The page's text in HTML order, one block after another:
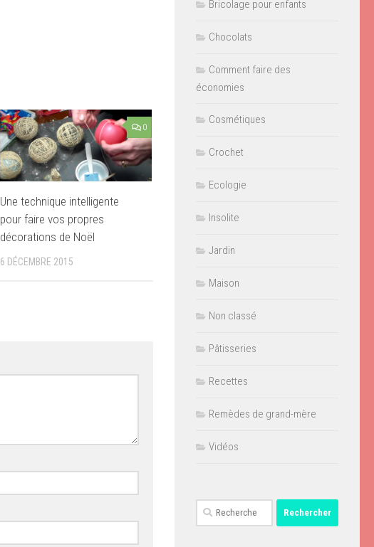
0
Une technique intelligente
pour faire vos propres
décorations de Noël
6 DÉCEMBRE 2015
Bricolage pour enfants
Chocolats
Comment faire des
économies
Cosmétiques
Crochet
Ecologie
Insolite
Jardin
Maison
Non classé
Pâtisseries
Recettes
Remèdes de grand-mère
Vidéos
Rechercher :